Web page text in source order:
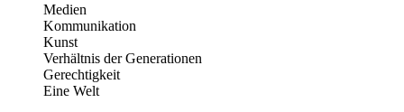
Medien
Kommunikation
Kunst
Verhältnis der Generationen
Gerechtigkeit
Eine Welt